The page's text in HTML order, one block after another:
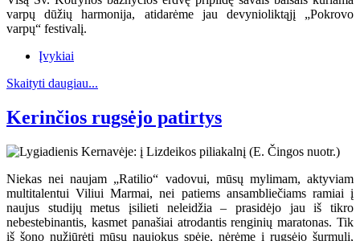
varpų dūžių harmonija, atidarėme jau devynioliktąjį „Pokrovo
varpų“ festivalį.
Įvykiai
Skaityti daugiau...
Kerinčios rugsėjo patirtys
Niekas nei naujam „Ratilio“ vadovui, mūsų mylimam, aktyviam
multitalentui Viliui Marmai, nei patiems ansambliečiams ramiai į
naujus studijų metus įsilieti neleidžia – prasidėjo jau iš tikro
nebestebinantis, kasmet panašiai atrodantis renginių maratonas. Tik
iš šono nužiūrėti mūsų naujokus spėję, nėrėme į rugsėjo šurmulį,